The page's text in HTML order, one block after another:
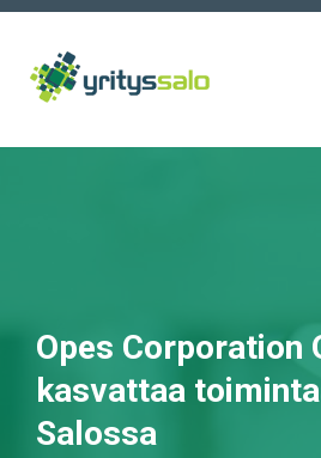
Opes Corporation
kasvattaa
Salossa